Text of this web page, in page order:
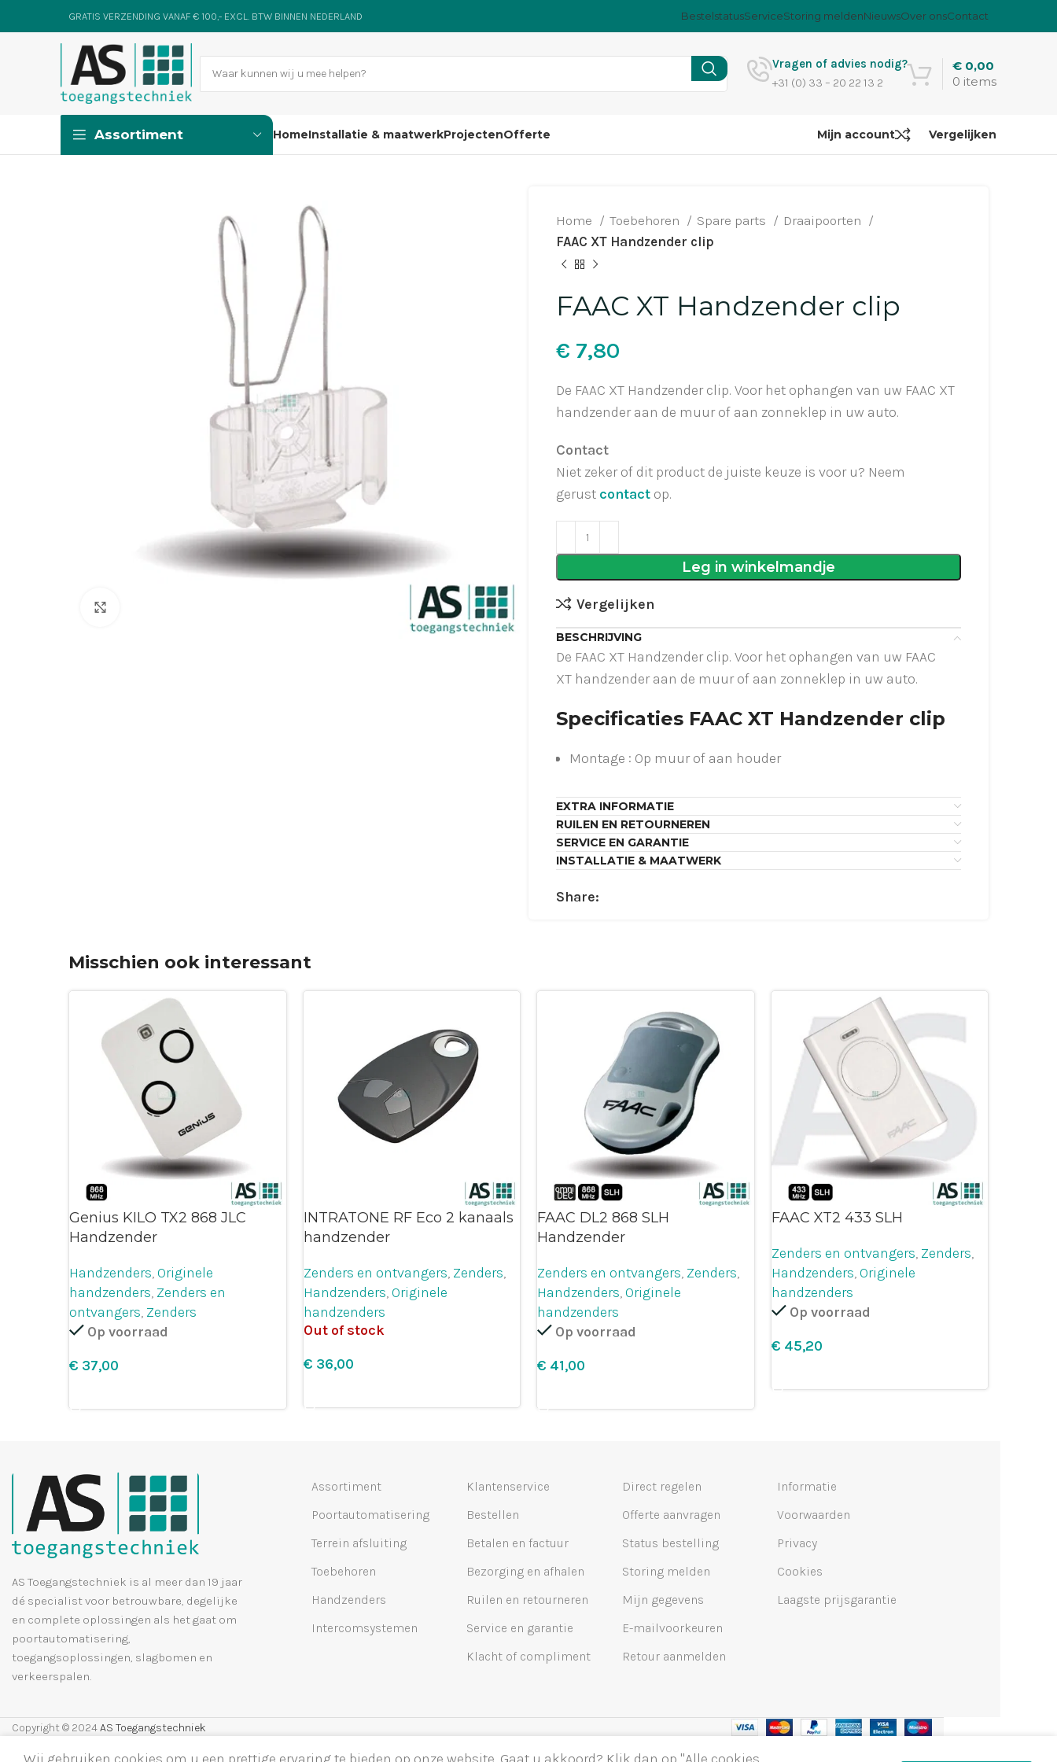
GRATIS VERZENDING VANAF € 100,- EXCL. BTW BINNEN NEDERLAND BestelstatusServiceStoring meldenNieuwsOver onsContact
Vragen of advies nodig?
+31 (0) 33 – 20 22 13 2
0 items
€ 0,00
Assortiment HomeInstallatie & maatwerkProjectenOfferte Mijn account Vergelijken
Home Toebehoren Spare parts
Draaipoorten
FAAC XT Handzender clip
FAAC XT Handzender clip
€
De FAAC XT Handzender clip. Voor het ophangen van uw FAAC XT
handzender aan de muur of aan zonneklep in uw auto.
Contact
Niet zeker of dit product de juiste keuze is voor u? Neem
gerust contact op.
Leg in winkelmandje
Vergelijken
BESCHRIJVING
De FAAC XT Handzender clip. Voor het ophangen van uw FAAC
XT handzender aan de muur of aan zonneklep in uw auto.
Specificaties FAAC XT Handzender clip
Montage : Op muur of aan houder
EXTRA INFORMATIE
RUILEN EN RETOURNEREN
SERVICE EN GARANTIE
INSTALLATIE & MAATWERK
Share:
Misschien ook interessant
Genius KILO TX2 868 JLC
Handzender
Handzenders,Originele
handzenders, Zenders en
ontvangers, Zenders
Op voorraad
€
INTRATONE RF Eco 2 kanaals
handzender
Zenders en ontvangers, Zenders,
Handzenders,Originele
handzenders
Out of stock
€
FAAC DL2 868 SLH
Handzender
Zenders en ontvangers, Zenders,
Handzenders,Originele
handzenders
Op voorraad
€
FAAC XT2 433 SLH
Zenders en ontvangers, Zenders,
Handzenders,Originele
handzenders
Op voorraad
€
AS Toegangstechniek is al meer dan 19 jaar
dé specialist voor betrouwbare, degelijke
en complete oplossingen als het gaat om
poortautomatisering,
toegangsoplossingen, slagbomen en
verkeerspalen.
Assortiment
Poortautomatisering
Terrein afsluiting
Toebehoren
Handzenders
Intercomsystemen
Klantenservice
Bestellen
Betalen en factuur
Bezorging en afhalen
Ruilen en retourneren
Service en garantie
Klacht of compliment
Direct regelen
Offerte aanvragen
Status bestelling
Storing melden
Mijn gegevens
E-mailvoorkeuren
Retour aanmelden
Informatie
Voorwaarden
Privacy
Cookies
Laagste prijsgarantie
Copyright © 2024AS Toegangstechniek